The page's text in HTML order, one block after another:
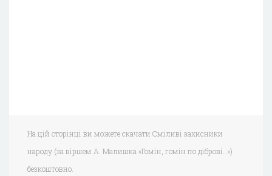
На цій сторінці ви можете скачати Сміливі захисники
народу (за віршем А. Малишка «Гомін, гомін по діброві…»)
безкоштовно.